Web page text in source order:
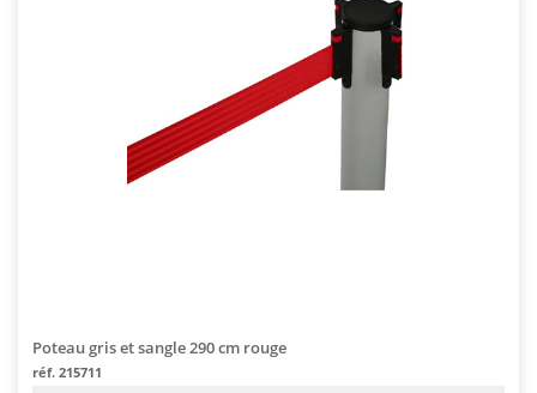
Poteau gris et sangle 290 cm rouge
réf. 215711